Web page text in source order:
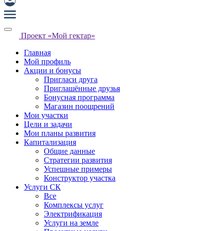
Проект «Мой гектар»
Главная
Мой профиль
Акции и бонусы
Пригласи друга
Приглашённые друзья
Бонусная программа
Магазин поощрений
Мои участки
Цели и задачи
Мои планы развития
Капитализация
Общие данные
Стратегии развития
Успешные примеры
Конструктор участка
Услуги СК
Все
Комплексы услуг
Электрификация
Услуги на земле